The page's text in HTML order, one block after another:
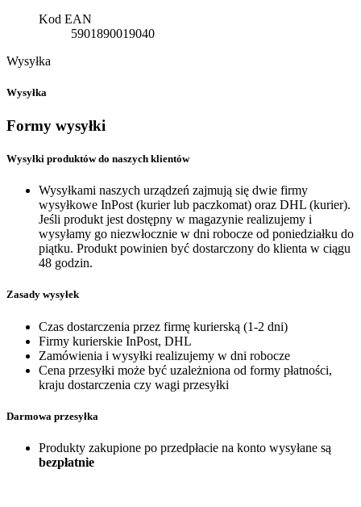
Kod EAN
5901890019040
Wysyłka
Wysyłka
Formy wysyłki
Wysyłki produktów do naszych klientów
Wysyłkami naszych urządzeń zajmują się dwie firmy
wysyłkowe InPost (kurier lub paczkomat) oraz DHL (kurier).
Jeśli produkt jest dostępny w magazynie realizujemy i
wysyłamy go niezwłocznie w dni robocze od poniedziałku do
piątku. Produkt powinien być dostarczony do klienta w ciągu
48 godzin.
Zasady wysyłek
Czas dostarczenia przez firmę kurierską (1-2 dni)
Firmy kurierskie InPost, DHL
Zamówienia i wysyłki realizujemy w dni robocze
Cena przesyłki może być uzależniona od formy płatności,
kraju dostarczenia czy wagi przesyłki
Darmowa przesyłka
Produkty zakupione po przedpłacie na konto wysyłane są
bezpłatnie